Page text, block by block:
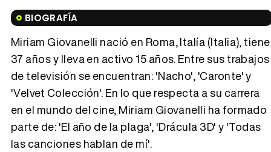
Tráiler en español de 'La isla olvidada'
BIOGRAFÍA
Miriam Giovanelli nació en Roma, Italía (Italia), tiene
37 años y lleva en activo 15 años. Entre sus trabajos
de televisión se encuentran: 'Nacho', 'Caronte' y
'Velvet Colección'. En lo que respecta a su carrera
en el mundo del cine, Miriam Giovanelli ha formado
parte de: 'El año de la plaga', 'Drácula 3D' y 'Todas
las canciones hablan de mí'.